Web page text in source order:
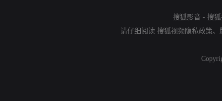
搜狐影音 - 搜
请仔细阅读 搜狐视频隐私政策、